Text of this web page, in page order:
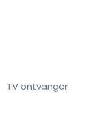
TV ontvanger